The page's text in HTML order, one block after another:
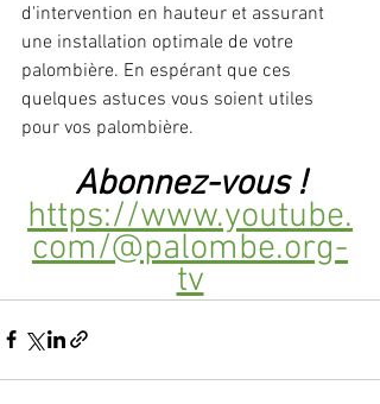
d'intervention en hauteur et assurant
une installation optimale de votre
palombière. En espérant que ces
quelques astuces vous soient utiles
pour vos palombière.
Abonnez-vous !
https://www.youtube.
com/@palombe.org-
tv